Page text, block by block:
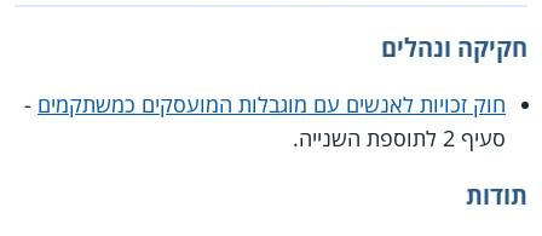
חקיקה ונהלים
חוק זכויות לאנשים עם מוגבלות המועסקים כמשתקמים -
סעיף 2 לתוספת השנייה.
תודות